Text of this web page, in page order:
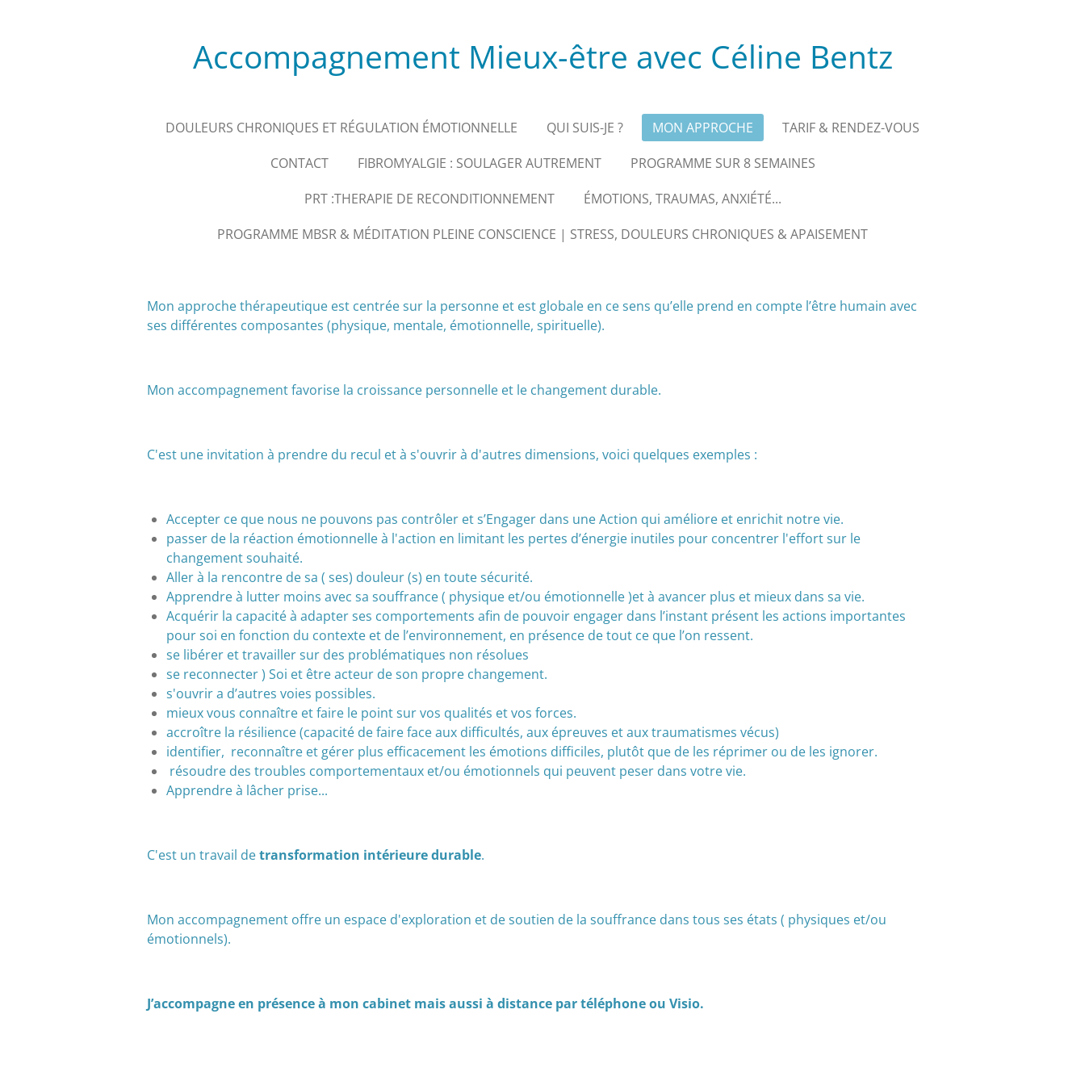
Accompagnement Mieux-être avec Céline Bentz
DOULEURS CHRONIQUES ET RÉGULATION ÉMOTIONNELLE QUI SUIS-JE ? MON APPROCHE
TARIF & RENDEZ-VOUS
CONTACT
FIBROMYALGIE : SOULAGER AUTREMENT
PROGRAMME SUR 8 SEMAINES
PRT :THERAPIE DE RECONDITIONNEMENT
ÉMOTIONS, TRAUMAS, ANXIÉTÉ...
PROGRAMME MBSR & MÉDITATION PLEINE CONSCIENCE | STRESS, DOULEURS CHRONIQUES & APAISEMENT
Mon approche thérapeutique est centrée sur la personne et est globale en ce sens qu’elle prend en compte l’être humain avec
ses différentes composantes (physique, mentale, émotionnelle, spirituelle).
Mon accompagnement favorise la croissance personnelle et le changement durable.
C'est une invitation à prendre du recul et à s'ouvrir à d'autres dimensions, voici quelques exemples :
Accepter ce que nous ne pouvons pas contrôler et s’Engager dans une Action qui améliore et enrichit notre vie.
passer de la réaction émotionnelle à l'action en limitant les pertes d’énergie inutiles pour concentrer l'effort sur le
changement souhaité.
Aller à la rencontre de sa ( ses) douleur (s) en toute sécurité.
Apprendre à lutter moins avec sa souffrance ( physique et/ou émotionnelle )et à avancer plus et mieux dans sa vie.
Acquérir la capacité à adapter ses comportements afin de pouvoir engager dans l’instant présent les actions importantes
pour soi en fonction du contexte et de l’environnement, en présence de tout ce que l’on ressent.
se libérer et travailler sur des problématiques non résolues
se reconnecter ) Soi et être acteur de son propre changement.
s'ouvrir a d’autres voies possibles.
mieux vous connaître et faire le point sur vos qualités et vos forces.
accroître la résilience (capacité de faire face aux difficultés, aux épreuves et aux traumatismes vécus)
identifier, reconnaître et gérer plus efficacement les émotions difficiles, plutôt que de les réprimer ou de les ignorer.
résoudre des troubles comportementaux et/ou émotionnels qui peuvent peser dans votre vie.
Apprendre à lâcher prise...
C'est un travail detransformation intérieure durable.
Mon accompagnement offre un espace d'exploration et de soutien de la souffrance dans tous ses états ( physiques et/ou
émotionnels).
J’accompagne en présence à mon cabinet mais aussi à distance par téléphone ou Visio.